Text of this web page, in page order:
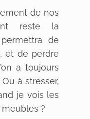
de nos
reste la
de
et de perdre
a toujours
à stresser,
je vois les
?